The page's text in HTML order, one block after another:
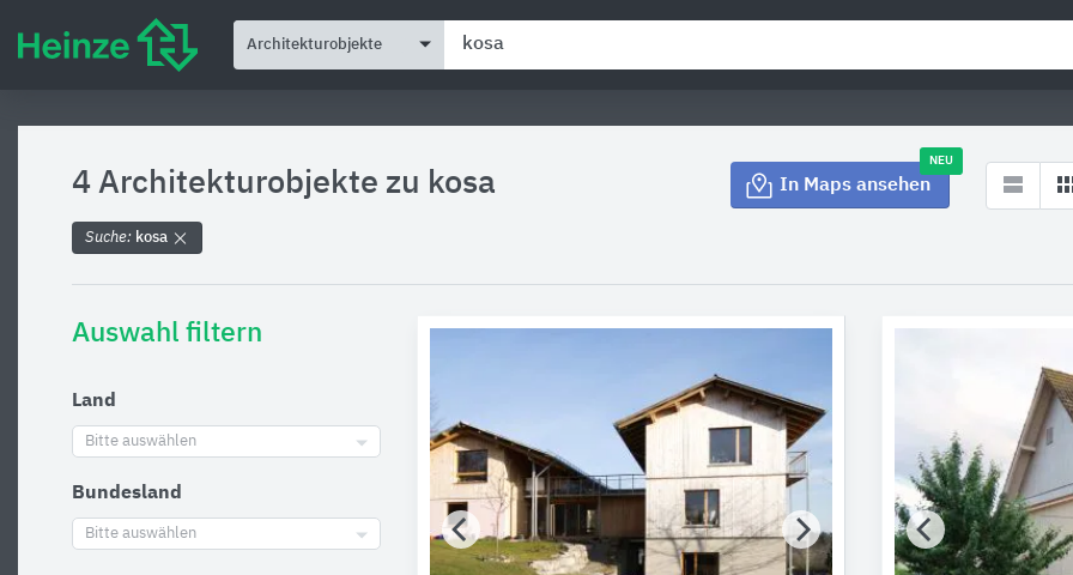
Architekturobjekte
4 Architekturobjekte zu kosa In Maps ansehen
NEU
Suche: kosa
Auswahl filtern
Land
Bitte auswählen
Bundesland
Bitte auswählen